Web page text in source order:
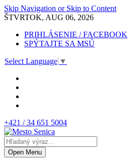
Skip Navigation or Skip to Content
ŠTVRTOK, AUG 06, 2026
PRIHLÁSENIE / FACEBOOK
SPÝTAJTE SA MSÚ
Select Language ▼
+421 / 34 651 5004
Open Menu